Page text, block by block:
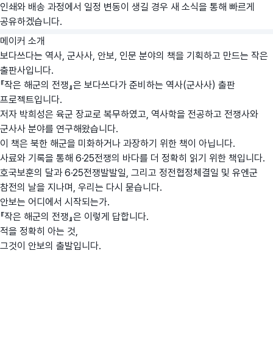
인쇄와 배송 과정에서 일정 변동이 생길 경우 새 소식을 통해 빠르게
공유하겠습니다.
메이커 소개
보다쓰다는 역사, 군사사, 안보, 인문 분야의 책을 기획하고 만드는 작은
출판사입니다.
『작은 해군의 전쟁』은 보다쓰다가 준비하는 역사(군사사) 출판
프로젝트입니다.
저자 박희성은 육군 장교로 복무하였고, 역사학을 전공하고 전쟁사와
군사사 분야를 연구해왔습니다.
이 책은 북한 해군을 미화하거나 과장하기 위한 책이 아닙니다.
사료와 기록을 통해 6·25전쟁의 바다를 더 정확히 읽기 위한 책입니다.
호국보훈의 달과 6·25전쟁발발일, 그리고 정전협정체결일 및 유엔군
참전의 날을 지나며, 우리는 다시 묻습니다.
안보는 어디에서 시작되는가.
『작은 해군의 전쟁』은 이렇게 답합니다.
적을 정확히 아는 것,
그것이 안보의 출발입니다.